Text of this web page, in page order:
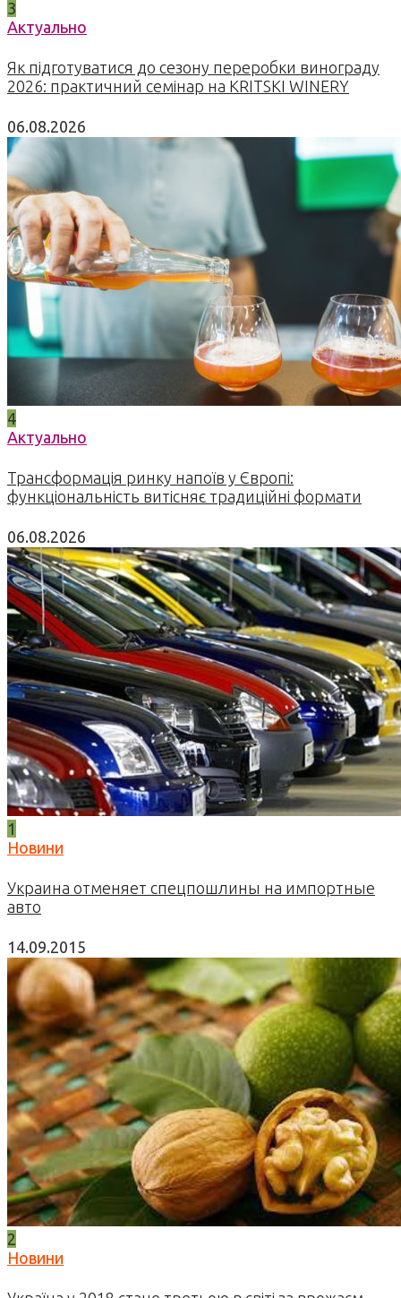
3
Актуально
Як підготуватися до сезону переробки винограду
2026: практичний семінар на KRITSKI WINERY
06.08.2026
4
Актуально
Трансформація ринку напоїв у Європі:
функціональність витісняє традиційні формати
06.08.2026
1
Новини
Украина отменяет спецпошлины на импортные
авто
14.09.2015
2
Новини